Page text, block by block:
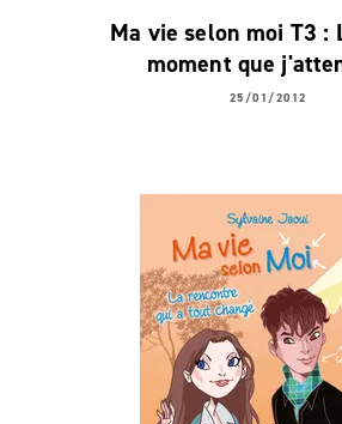
Ma vie selon moi T3 :
moment que
25/01/2012